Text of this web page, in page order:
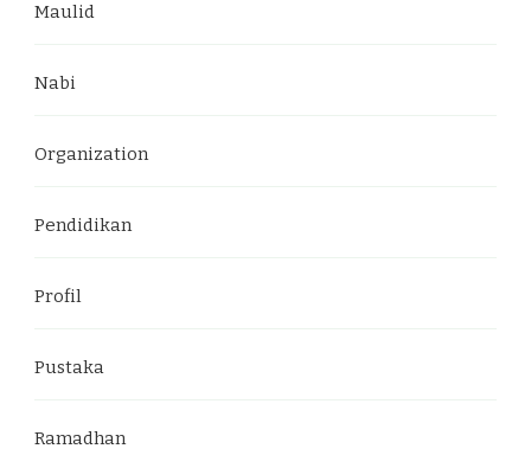
Maulid
Nabi
Organization
Pendidikan
Profil
Pustaka
Ramadhan